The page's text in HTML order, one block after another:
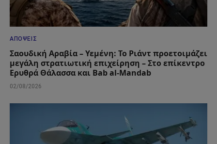
ΑΠΌΨΕΙΣ
Σαουδική Αραβία – Υεμένη: Το Ριάντ προετοιμάζει
μεγάλη στρατιωτική επιχείρηση – Στο επίκεντρο
Ερυθρά Θάλασσα και Bab al-Mandab
02/08/2026